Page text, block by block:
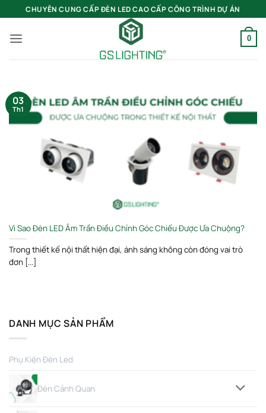
qua
nội
CHUYÊN CUNG CẤP ĐÈN LED CAO CẤP CÔNG TRÌNH DỰ ÁN
0
Vì Sao Đèn LED Âm Trần Điều Chỉnh Góc Chiếu Được Ưa Chuộng?
Trong thiết kế nội thất hiện đại, ánh sáng không còn đóng vai trò
đơn [...]
03
Th1
DANH MỤC SẢN PHẨM
Phụ Kiện Đèn Led
Đèn Cảnh Quan